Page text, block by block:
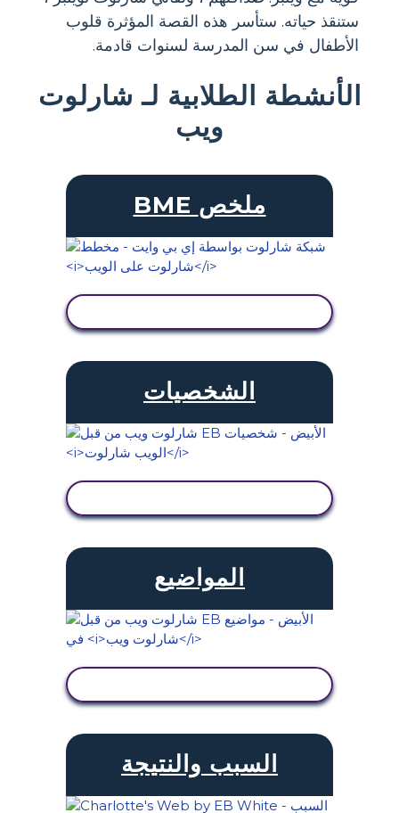
ستنقذ حياته. ستأسر هذه القصة المؤثرة قلوب
الأطفال في سن المدرسة لسنوات قادمة.
الأنشطة الطلابية لـ شارلوت
ويب
BME ملخص
الشخصيات
المواضيع
السبب والنتيجة